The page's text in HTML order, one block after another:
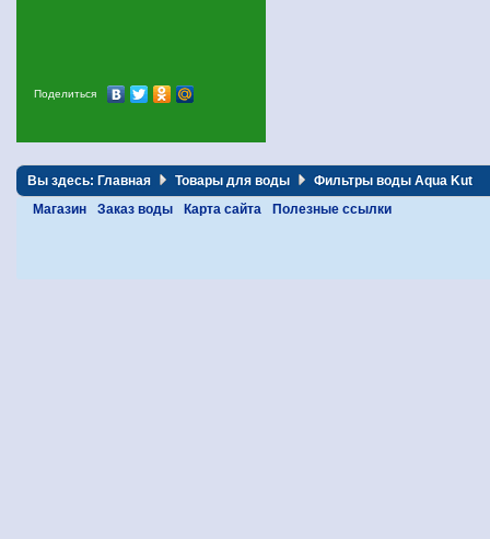
Поделиться
Вы здесь: Главная Товары для воды
Фильтры воды Aqua Kut
Магазин
Заказ воды Карта сайта Полезные ссылки